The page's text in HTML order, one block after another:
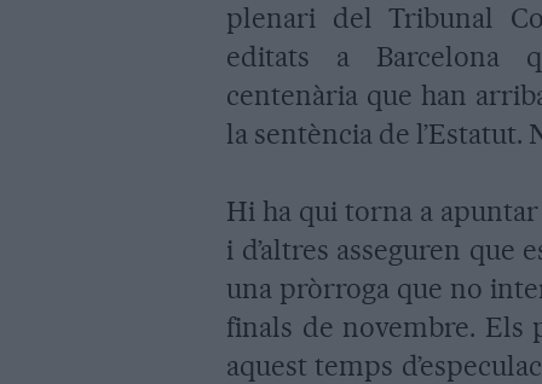
plenari del Tribunal
editats a Barcelona
centenària que han
la sentència de
Hi ha qui torna a
i d’altres asseguren
una pròrroga que no
finals de novembre. Els
aquest temps